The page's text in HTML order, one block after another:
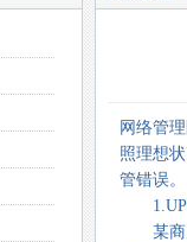
网络管
照理想
管错误。
某商店